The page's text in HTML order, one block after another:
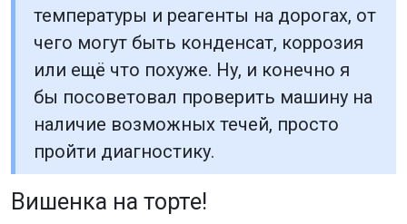
температуры и реагенты на дорогах, от
чего могут быть конденсат, коррозия
или ещё что похуже. Ну, и конечно я
бы посоветовал проверить машину на
наличие возможных течей, просто
пройти диагностику.
Вишенка на торте!